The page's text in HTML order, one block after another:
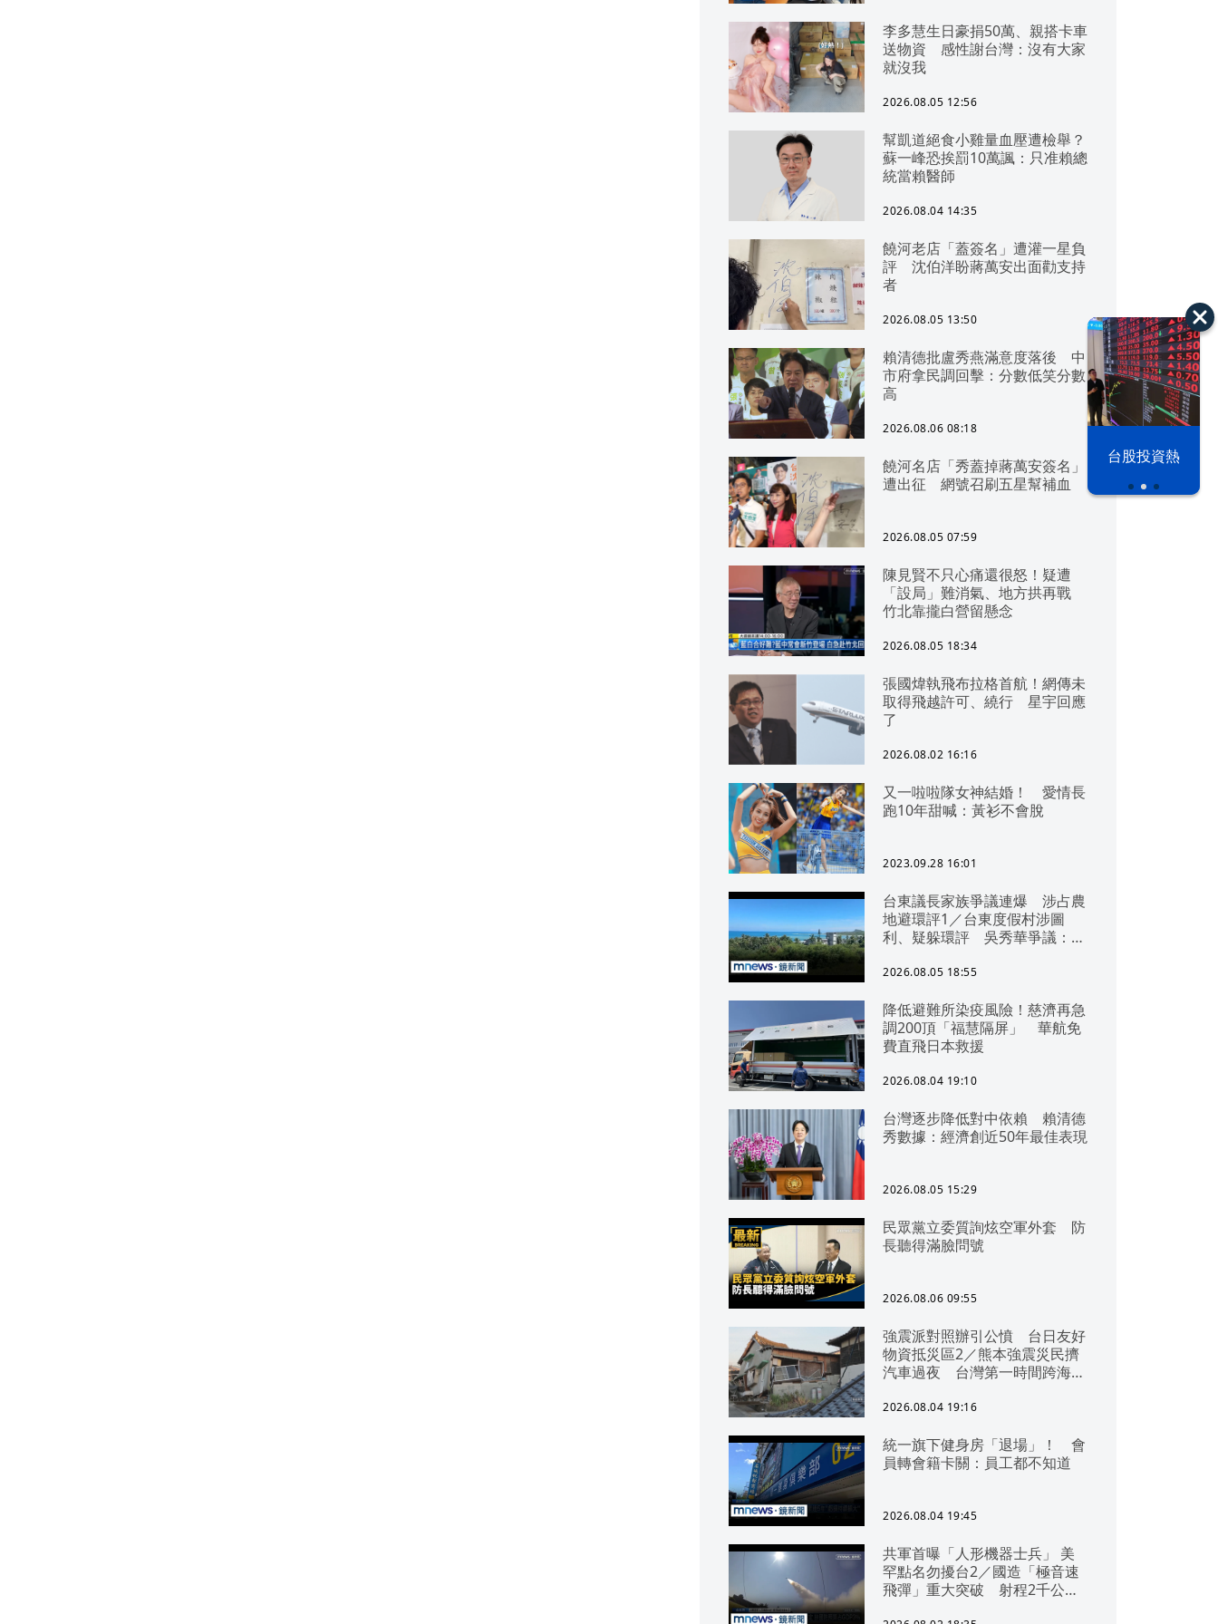
之下
台股投資熱
李多慧生日豪捐50萬、親搭卡車
送物資 感性謝台灣：沒有大家
就沒我
2026.08.05 12:56
幫凱道絕食小雞量血壓遭檢舉？
蘇一峰恐挨罰10萬諷：只准賴總
統當賴醫師
2026.08.04 14:35
饒河老店「蓋簽名」遭灌一星負
評 沈伯洋盼蔣萬安出面勸支持
者
2026.08.05 13:50
賴清德批盧秀燕滿意度落後 中
市府拿民調回擊：分數低笑分數
高
2026.08.06 08:18
饒河名店「秀蓋掉蔣萬安簽名」
遭出征 網號召刷五星幫補血
2026.08.05 07:59
陳見賢不只心痛還很怒！疑遭
「設局」難消氣、地方拱再戰
竹北靠攏白營留懸念
2026.08.05 18:34
張國煒執飛布拉格首航！網傳未
取得飛越許可、繞行 星宇回應
了
2026.08.02 16:16
又一啦啦隊女神結婚！ 愛情長
跑10年甜喊：黃衫不會脫
2023.09.28 16:01
台東議長家族爭議連爆 涉占農
地避環評1／台東度假村涉圖
利、疑躲環評 吳秀華爭議：概
2026.08.05 18:55
降低避難所染疫風險！慈濟再急
調200頂「福慧隔屏」 華航免
費直飛日本救援
2026.08.04 19:10
台灣逐步降低對中依賴 賴清德
秀數據：經濟創近50年最佳表現
2026.08.05 15:29
民眾黨立委質詢炫空軍外套 防
長聽得滿臉問號
2026.08.06 09:55
強震派對照辦引公憤 台日友好
物資抵災區2／熊本強震災民擠
汽車過夜 台灣第一時間跨海急
2026.08.04 19:16
統一旗下健身房「退場」！ 會
員轉會籍卡關：員工都不知道
2026.08.04 19:45
共軍首曝「人形機器士兵」 美
罕點名勿擾台2／國造「極音速
飛彈」重大突破 射程2千公里